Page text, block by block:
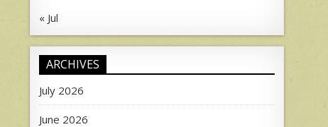
« Jul
ARCHIVES
July 2026
June 2026